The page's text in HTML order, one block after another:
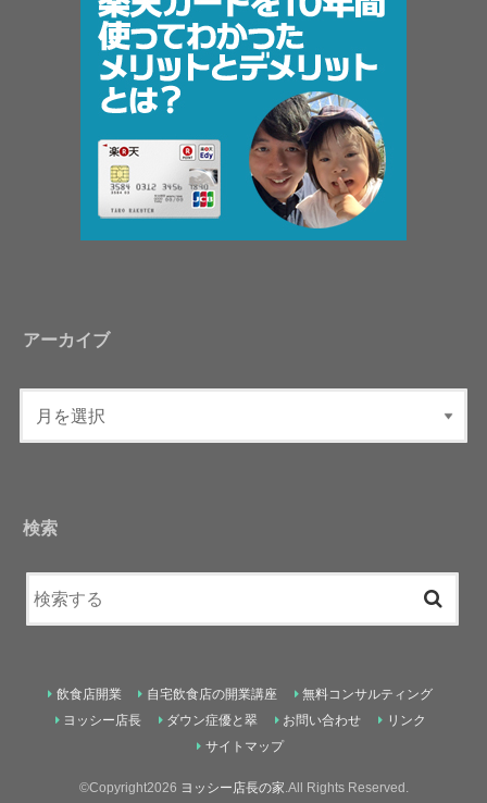
アーカイブ
検索
飲食店開業 自宅飲食店の開業講座
無料コンサルティング
ヨッシー店長
ダウン症優と翠 お問い合わせ
リンク
サイトマップ
©Copyright2026 ヨッシー店長の家 .All Rights Reserved.